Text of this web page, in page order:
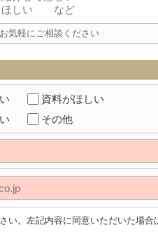
気軽にご相談ください
資料がほしい
その他
い。左記内容に同意いただいた場合